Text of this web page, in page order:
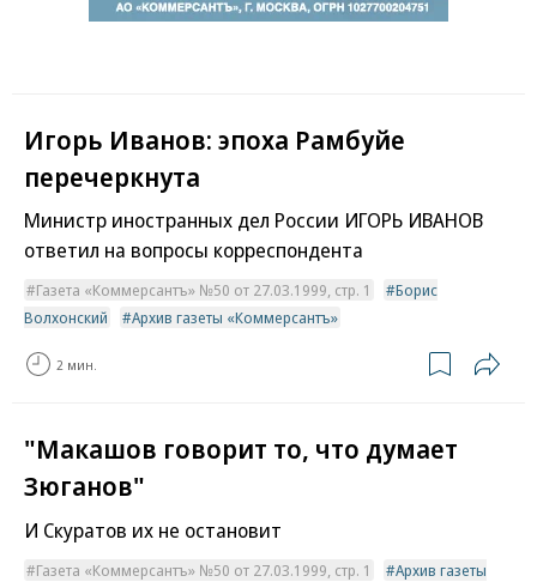
Игорь Иванов: эпоха Рамбуйе
перечеркнута
Министр иностранных дел России ИГОРЬ ИВАНОВ
ответил на вопросы корреспондента
Газета «Коммерсантъ» №50 от 27.03.1999, стр. 1
Борис
Волхонский
Архив газеты «Коммерсантъ»
2 мин.
"Макашов говорит то, что думает
Зюганов"
И Скуратов их не остановит
Газета «Коммерсантъ» №50 от 27.03.1999, стр. 1
Архив газеты